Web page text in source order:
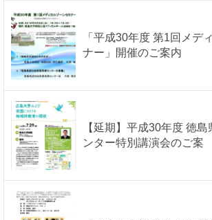
「平成30年度 第1回メデ
ナー」開催のご案内
【延期】平成30年度 徳
ンター特別講演会のご案